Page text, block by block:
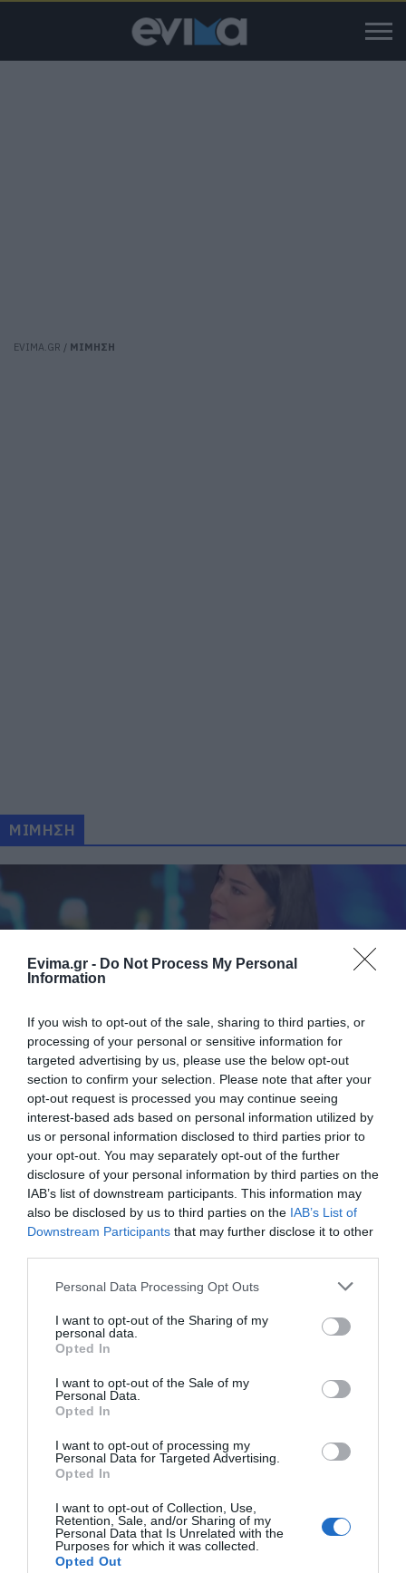
Evima.gr - Do Not Process My Personal
Information
If you wish to opt-out of the sale, sharing to third parties, or
processing of your personal or sensitive information for
targeted advertising by us, please use the below opt-out
section to confirm your selection. Please note that after your
opt-out request is processed you may continue seeing
interest-based ads based on personal information utilized by
us or personal information disclosed to third parties prior to
your opt-out. You may separately opt-out of the further
disclosure of your personal information by third parties on the
IAB’s list of downstream participants. This information may
also be disclosed by us to third parties on the IAB’s List of
Downstream Participants that may further disclose it to other
Please note that this website/app uses one or more Google
not limited to your visit or usage behaviour. You may click to
grant or deny consent to Google and its third-party tags to
use your data for below specified purposes in below Google
consent section.
Personal Data Processing Opt Outs
I want to opt-out of the Sharing of my
personal data.
Opted In
I want to opt-out of the Sale of my
Personal Data.
Opted In
I want to opt-out of processing my
Personal Data for Targeted Advertising.
Opted In
I want to opt-out of Collection, Use,
Retention, Sale, and/or Sharing of my
Personal Data that Is Unrelated with the
Purposes for which it was collected.
Opted Out
EVIMA.GR / ΜΙΜΗΣΗ
ΜΙΜΗΣΗ
«Με χτυπήσατε; Μην με διακόπτετε»: Η
Αφροδίτη Λατινοπούλου μιμείται τη Ζωή
Κωνσταντοπούλου
14.04.2026 | 16:00
ΡΟΗ ΕΙΔΗΣΕΩΝ
Αθλητικό σωματείο της Εύβοιας
εξέδωσε ανακοίνωση για το βουλευτή
08.08.2026 | 11:00
ανάπλασης παραλίας – Η καταγγελία
που προκαλεί αντιδράσεις
08.08.2026 | 10:20
Χωρίς Internet τώρα αυτό το χωριό της
08.08.2026 | 10:00